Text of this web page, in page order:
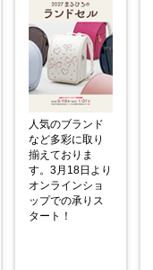
人気のブランド
など多彩に取り
揃えておりま
す。3月18日より
オンラインショ
ップでの承りス
タート！